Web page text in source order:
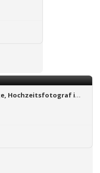
Hochzeitsfotograf in